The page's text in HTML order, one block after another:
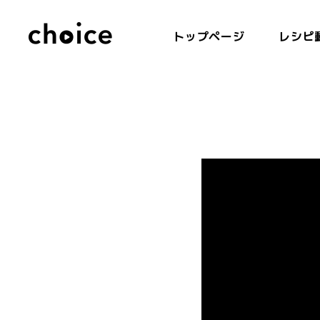
トップページ レシピ